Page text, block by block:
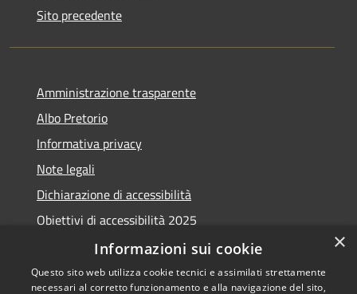
Sito precedente
Amministrazione trasparente
Albo Pretorio
Informativa privacy
Note legali
Dichiarazione di accessibilità
Obiettivi di accessibilità 2025
Meccanismo di feedback
×
Informazioni sui cookie
Questo sito web utilizza cookie tecnici e assimilati strettamente
necessari al corretto funzionamento e alla navigazione del sito,